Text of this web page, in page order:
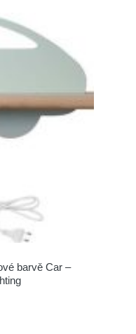
barvě Car –